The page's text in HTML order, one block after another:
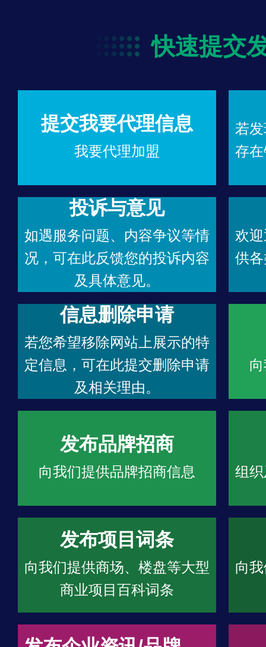
快速提交
提交我要代理信息
我要代理加盟
若
存
投诉与意见
如遇服务问题、内容争议等情
况，可在此反馈您的投诉内容
及具体意见。
欢
供
信息删除申请
若您希望移除网站上展示的特
定信息，可在此提交删除申请
及相关理由。
发布品牌招商
向我们提供品牌招商信息 组
发布项目词条
向我们提供商场、楼盘等大型
商业项目百科词条
向